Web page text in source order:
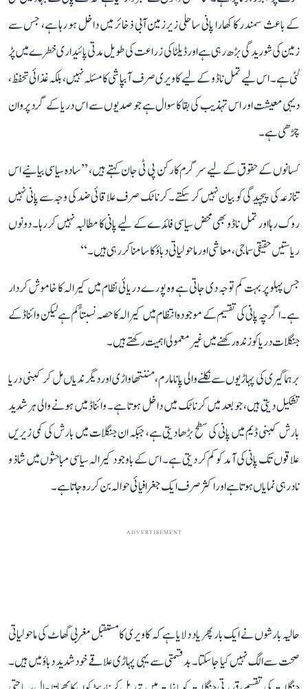
کے باعث سمندر کا کھارا پانی ساحلی زیرزمین آبی ذخائر میں داخل ہو رہا ہے، جس سے
زمین کی شوریدگی بڑھ رہی ہے اور ڈیلٹا کی زراعت کی طویل مدتی پائیداری خطرے میں پڑ
گئی ہے۔ اس لیے تمل ناڈو کے لیے کاویری صرف آبپاشی کا مسئلہ نہیں، بلکہ غذائی تحفظ،
دیہی معیشت اور اس تہذیب کی بقا کا سوال ہے جو صدیوں سے اس دریا کے گرد پروان
چڑھی ہے۔
کسانوں کے حقوق کے لیے سرگرم کارکن پی ٹی جان کہتے ہیں، ’’سادہ سیاسی بیانیے اس
تنازعہ کی پیچیدگی کو بیان نہیں کر سکتے۔ کرناٹک صرف علاقائی ضد کی وجہ سے پانی نہیں
روک رہا اور تمل ناڈو بھی محض سیاسی فائدے کے لیے پانی کا مطالبہ نہیں کر رہا۔ دونوں
ریاستیں حقیقی سماجی، معاشی اور ماحولیاتی دباؤ کا سامنا کر رہی ہیں۔‘‘
جس پہلو پر بہت کم توجہ دی جاتی ہے وہ پورے دریائی نظام میں کیرالہ کا خاموش کردار
ہے۔ اگرچہ پانی کی تقسیم کے موجودہ انتظام میں کیرالہ کا حصہ نسبتاً کم ہے لیکن وائناڈ کے
جنگلات دریا کو زندہ رکھنے میں غیر معمولی اہمیت رکھتے ہیں۔
برہماگیری کی پہاڑیوں سے نکلنے والی پانامارم، مننتھاواڑی اور دیگر ندیاں مل کر کبنی دریا
تشکیل دیتی ہیں، جو بعد میں کرناٹک میں داخل ہوتا ہے۔ وائناڈ میں ہونے والی ہر شدید
بارش کبنی ڈیم میں پانی کی سطح بڑھا دیتی ہے، جبکہ ان جنگلات میں بارش کی کمی زیریں
علاقوں تک پانی کی آمد کو کم کر دیتی ہے۔ اس کے باوجود کیرالہ سیاسی مباحثوں میں شاذ و
نادر ہی نمایاں ہوتا ہے اور اکثر صرف ایک جغرافیائی حوالہ بن کر رہ جاتا ہے۔
ADVERTISEMENT
حالیہ بارشوں نے ایک بار پھر یاد دلایا ہے کہ کاویری کا مستقبل مغربی گھاٹ کی ماحولیاتی
صحت سے الگ نہیں کیا جا سکتا۔ بدقسمتی سے یہی پہاڑی علاقے خود شدید دباؤ میں ہیں۔